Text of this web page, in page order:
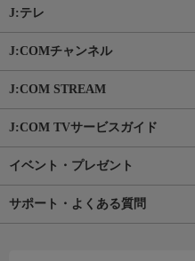
J:テレ
J:COMチャンネル
J:COM STREAM
J:COM TVサービスガイド
イベント・プレゼント
サポート・よくある質問